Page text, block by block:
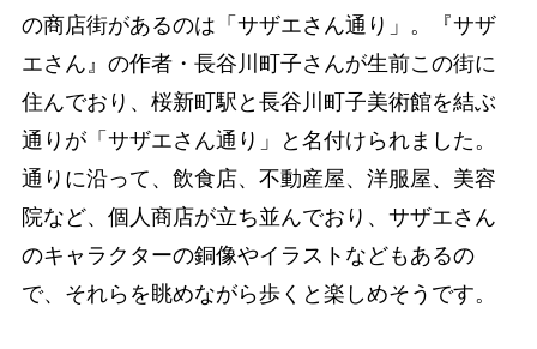
の商店街があるのは「サザエさん通り」。『サザ
エさん』の作者・長谷川町子さんが生前この街に
住んでおり、桜新町駅と長谷川町子美術館を結ぶ
通りが「サザエさん通り」と名付けられました。
通りに沿って、飲食店、不動産屋、洋服屋、美容
院など、個人商店が立ち並んでおり、サザエさん
のキャラクターの銅像やイラストなどもあるの
で、それらを眺めながら歩くと楽しめそうです。